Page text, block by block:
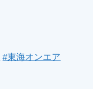
#東海オンエア